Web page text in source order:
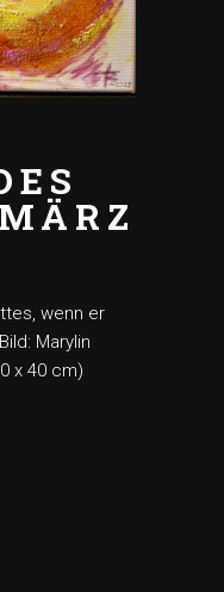
wenn er
Marylin
x 40 cm)